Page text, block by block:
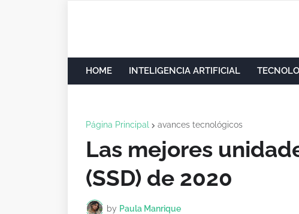
HOME INTELIGENCIA ARTIFICIAL
Página Principal avances tecnológicos
Las mejores
(SSD) de 2020
by Paula Manrique